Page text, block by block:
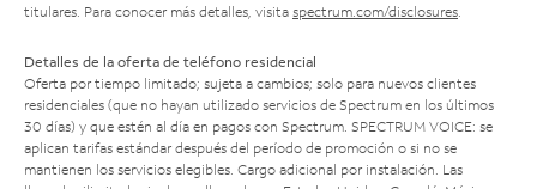
titulares. Para conocer más detalles, visita spectrum.com/disclosures
Detalles de la oferta de teléfono residencial
Oferta por tiempo limitado; sujeta a cambios; solo para nuevos clientes
residenciales (que no hayan utilizado servicios de Spectrum en los últimos
30 días) y que estén al día en pagos con Spectrum. SPECTRUM VOICE: se
aplican tarifas estándar después del período de promoción o si no se
mantienen los servicios elegibles. Cargo adicional por instalación. Las